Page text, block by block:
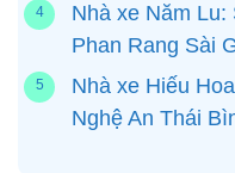
Nhà xe Năm Lu:
Phan Rang Sài
Nhà xe Hiếu
Nghệ An Thái